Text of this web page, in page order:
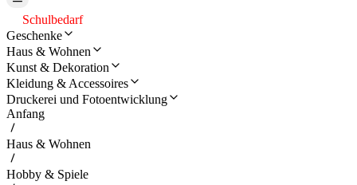
Schulbedarf
Geschenke
Haus & Wohnen
Kunst & Dekoration
Kleidung & Accessoires
Druckerei und Fotoentwicklung
Anfang
Haus & Wohnen
Hobby & Spiele